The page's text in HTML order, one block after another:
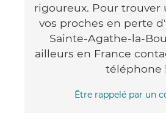
rigoureux. Pour trouver
vos proches en perte
Sainte-Agathe-la-
ailleurs en France
téléphone !
Être rappelé par un